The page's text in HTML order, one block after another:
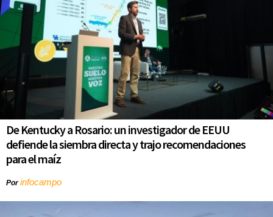
De Kentucky a Rosario: un investigador de EEUU
defiende la siembra directa y trajo recomendaciones
para el maíz
Porinfocampo